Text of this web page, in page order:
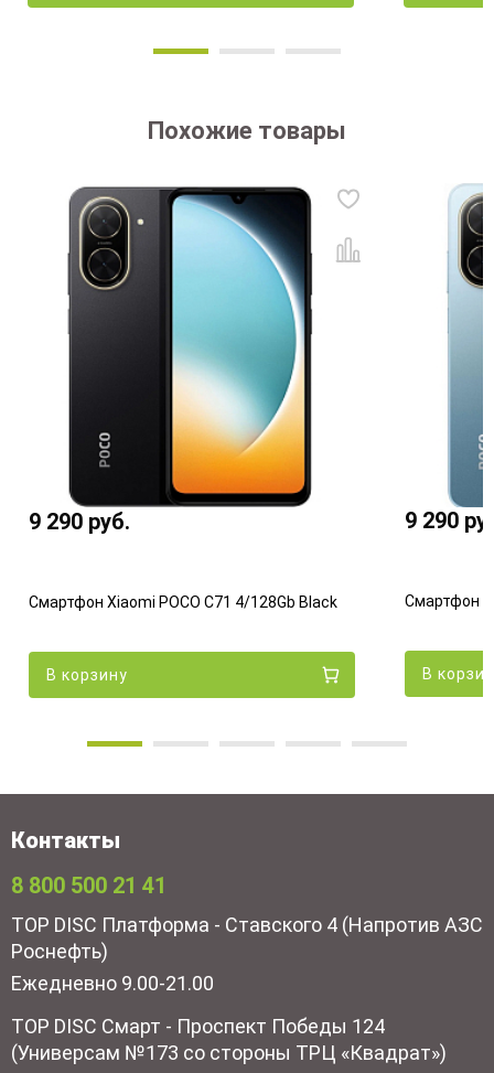
Похожие товары
9 290 руб.
Смартфон Xiaomi POCO C71 4/128Gb Black
В корзину
9 290
Смартфон
В
Контакты
8 800 500 21 41
TOP DISC Платформа - Ставского 4 (Напротив АЗС
Роснефть)
Ежедневно 9.00-21.00
TOP DISC Смарт - Проспект Победы 124
(Универсам №173 со стороны ТРЦ «Квадрат»)